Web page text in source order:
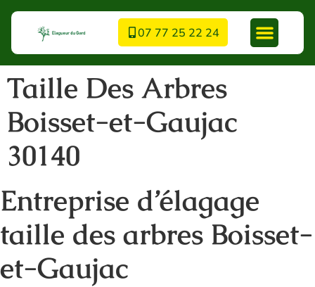
07 77 25 22 24
Taille Des Arbres
Boisset-et-Gaujac
30140
Entreprise d’élagage
taille des arbres Boisset-
et-Gaujac